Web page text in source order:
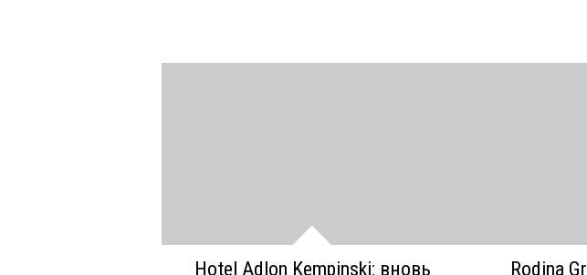
Hotel Adlon Kempinski: вновь
Rodina